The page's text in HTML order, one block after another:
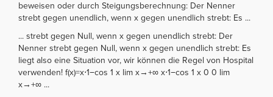
beweisen oder durch Steigungsberechnung: Der Nenner
strebt gegen unendlich, wenn x gegen unendlich strebt: Es ...
... strebt gegen Null, wenn x gegen unendlich strebt: Der
Nenner strebt gegen Null, wenn x gegen unendlich strebt: Es
liegt also eine Situation vor, wir können die Regel von Hospital
verwenden! f(x)=x⋅1−cos 1 x lim x→+∞ x⋅1−cos 1 x 0 0 lim
x→+∞ ...